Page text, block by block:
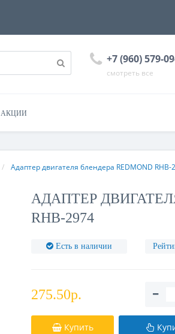
+7 (960) 579-
смотреть все
АКЦИИ
Адаптер двигателя блендера REDMOND RHB-
АДАПТЕР
RHB-2974
Есть в наличии
275.50р.
Купить